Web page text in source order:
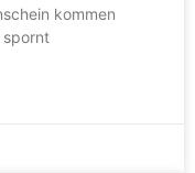
kommen
spornt